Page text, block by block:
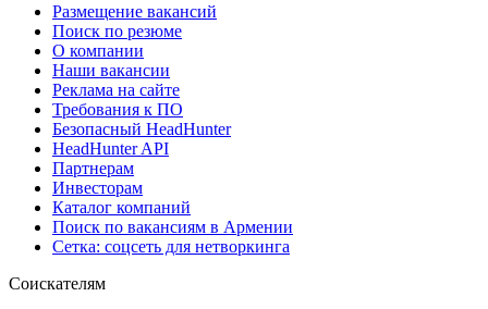
Размещение вакансий
Поиск по резюме
О компании
Наши вакансии
Реклама на сайте
Требования к ПО
Безопасный HeadHunter
HeadHunter API
Партнерам
Инвесторам
Каталог компаний
Поиск по вакансиям в Армении
Сетка: соцсеть для нетворкинга
Соискателям